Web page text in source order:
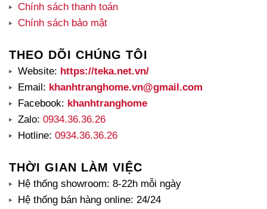
Chính sách thanh toán
Chính sách bảo mật
THEO DÕI CHÚNG TÔI
Website: https://teka.net.vn/
Email: khanhtranghome.vn@gmail.com
Facebook: khanhtranghome
Zalo: 0934.36.36.26
Hotline: 0934.36.36.26
THỜI GIAN LÀM VIỆC
Hệ thống showroom: 8-22h mỗi ngày
Hệ thống bán hàng online: 24/24